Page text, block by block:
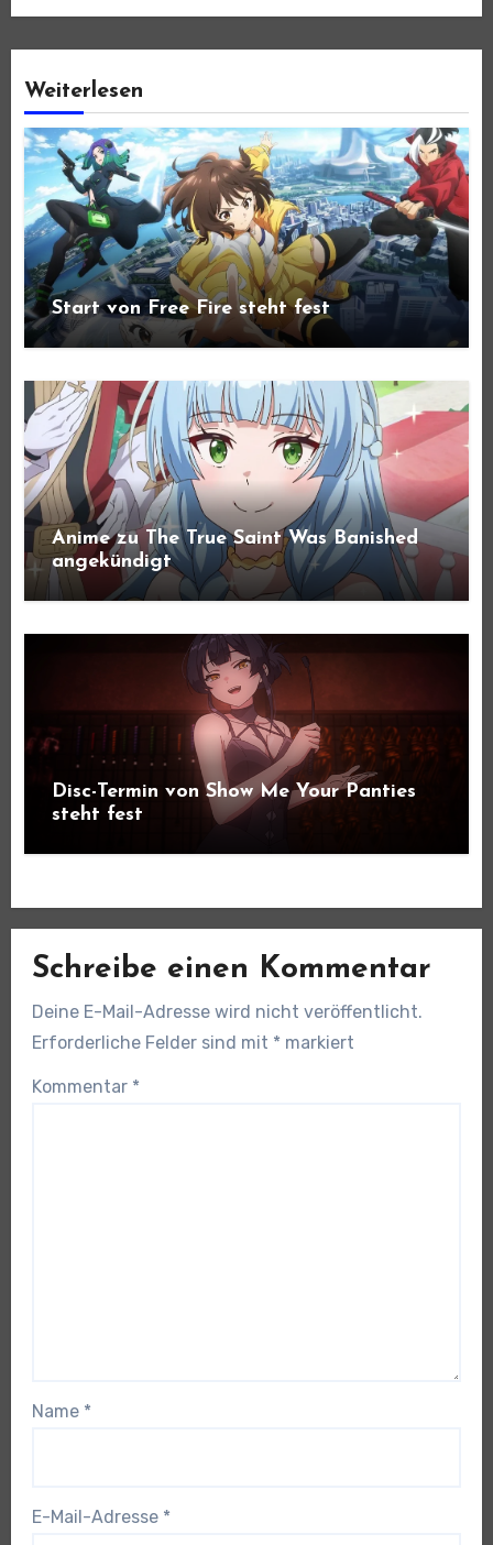
Weiterlesen
Start von Free Fire steht fest
Anime zu The True Saint Was Banished
angekündigt
Disc-Termin von Show Me Your Panties
steht fest
Schreibe einen Kommentar
Deine E-Mail-Adresse wird nicht veröffentlicht.
Erforderliche Felder sind mit * markiert
Kommentar *
Name *
E-Mail-Adresse *